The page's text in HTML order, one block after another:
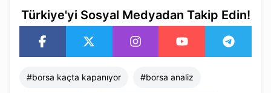
Türkiye'yi Sosyal Medyadan Takip Edin!
#borsa kaçta kapanıyor​ #borsa analiz​